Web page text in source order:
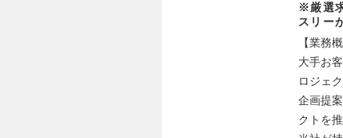
※厳選
スリー
【業務
大手お
ロジェ
企画提
クトを